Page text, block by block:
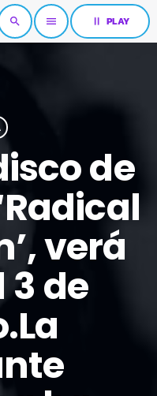
search menu pause PLAY
de
verá
3 de